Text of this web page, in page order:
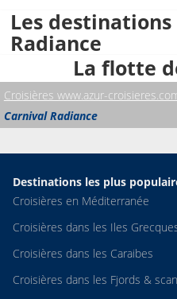
Les
Radiance
La flotte
Croisières www.azur-
Carnival Radiance
Destinations les plus
Croisières en Méditerranée
Croisières dans les Iles
Croisières dans les Caraibes
Croisières dans les Fjords &